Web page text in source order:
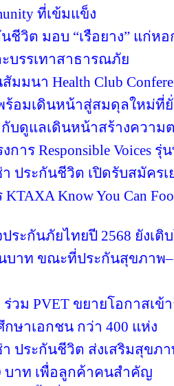
ที่เข้มแข็ง
ชีวิต มอบ “เรือยาง” แก่ห
บรรเทาสาธารณภัย
มมนา Health Club
ร้อมเดินหน้าสู่สมดุลใหม่ที่
บดูแลเดินหน้าสร้างความ
าร Responsible Voices รุ่
ประกันชีวิต เปิดรับสมัค
Know You Can
ระกันภัยไทยปี 2568 ยังเ
บาท ขณะที่ประกันสุขภาพ
วม PVET ขยายโอกาสเ
ษาเอกชน กว่า 400 แห่ง
ประกันชีวิต ส่งเสริมสุขภ
บาท เพื่อลูกค้าคนสำคัญ